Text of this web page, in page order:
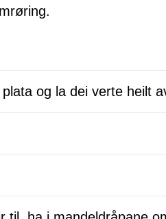
og la dei verte heilt